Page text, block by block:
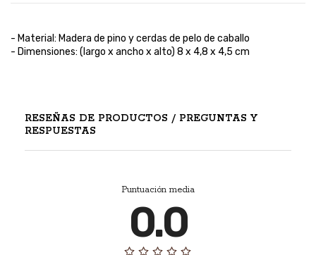
- Material: Madera de pino y cerdas de pelo de caballo
- Dimensiones: (largo x ancho x alto) 8 x 4,8 x 4,5 cm
RESEÑAS DE PRODUCTOS / PREGUNTAS Y
RESPUESTAS
Puntuación media
0.0